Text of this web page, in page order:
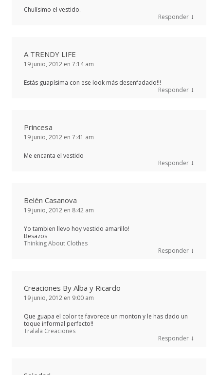
Chulísimo el vestido.
Responder ↓
A TRENDY LIFE
19 junio, 2012 en 7:14 am
Estás guapísima con ese look más desenfadado!!!
Responder ↓
Princesa
19 junio, 2012 en 7:41 am
Me encanta el vestido
Responder ↓
Belén Casanova
19 junio, 2012 en 8:42 am
Yo tambien llevo hoy vestido amarillo!
Besazos
Thinking About Clothes
Responder ↓
Creaciones By Alba y Ricardo
19 junio, 2012 en 9:00 am
Que guapa el color te favorece un monton y le has dado un
toque informal perfecto!!
Tralala Creaciones
Responder ↓